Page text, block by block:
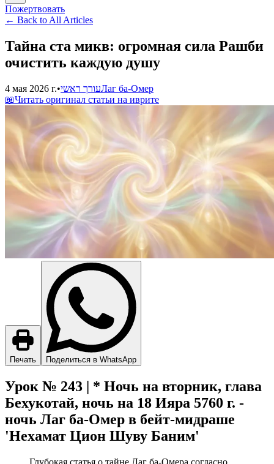
Пожертвовать
← Back to All Articles
Тайна ста микв: огромная сила Рашби
очистить каждую душу
4 мая 2026 г.•עורך ראשיЛаг ба-Омер
📖Читать оригинал статьи на иврите
Печать Поделиться в WhatsApp
Урок № 243 | * Ночь на вторник, глава
Бехукотай, ночь на 18 Ияра 5760 г. -
ночь Лаг ба-Омер в бейт-мидраше
'Нехамат Цион Шуву Баним'
Глубокая статья о тайне Лаг ба-Омера согласно